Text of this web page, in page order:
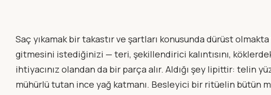
Saç yıkamak bir takastır ve şartları konusunda dürüst olmakta
gitmesini istediğinizi — teri, şekillendirici kalıntısını,
ihtiyacınız olandan da bir parça alır. Aldığı şey lipittir: telin
mühürlü tutan ince yağ katmanı. Besleyici bir ritüelin bütün